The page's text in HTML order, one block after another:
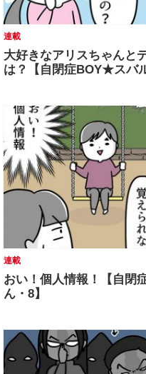
連載
大好きなアリスちゃんと
は？【自閉症BOY★スバ
連載
おい！個人情報！【自閉
ん・8】